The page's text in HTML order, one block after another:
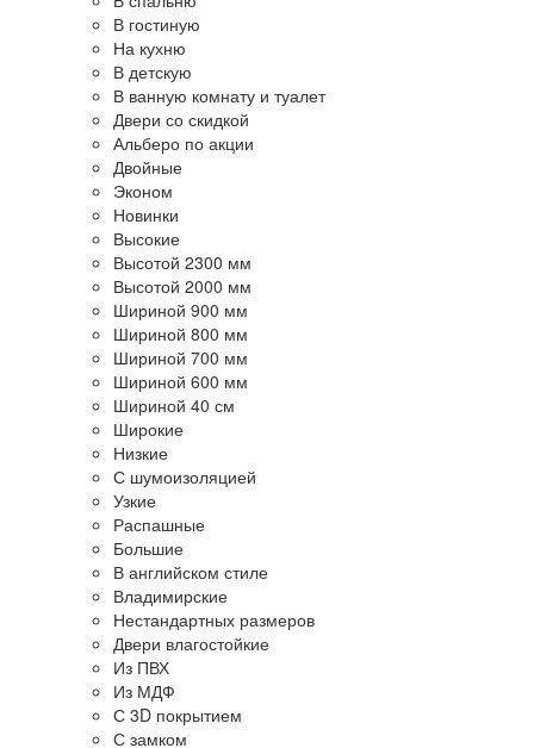
В гостиную
На кухню
В детскую
В ванную комнату и туалет
Двери со скидкой
Альберо по акции
Двойные
Эконом
Новинки
Высокие
Высотой 2300 мм
Высотой 2000 мм
Шириной 900 мм
Шириной 800 мм
Шириной 700 мм
Шириной 600 мм
Шириной 40 см
Широкие
Низкие
С шумоизоляцией
Узкие
Распашные
Большие
В английском стиле
Владимирские
Нестандартных размеров
Двери влагостойкие
Из ПВХ
Из МДФ
С 3D покрытием
С замком